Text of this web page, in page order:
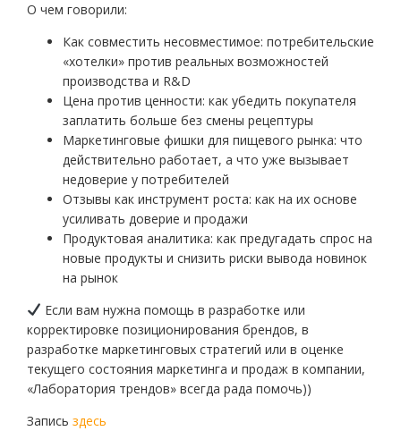
О чем говорили:
Как совместить несовместимое: потребительские
«хотелки» против реальных возможностей
производства и R&D
Цена против ценности: как убедить покупателя
заплатить больше без смены рецептуры
Маркетинговые фишки для пищевого рынка: что
действительно работает, а что уже вызывает
недоверие у потребителей
Отзывы как инструмент роста: как на их основе
усиливать доверие и продажи
Продуктовая аналитика: как предугадать спрос на
новые продукты и снизить риски вывода новинок
на рынок
Если вам нужна помощь в разработке или
корректировке позиционирования брендов, в
разработке маркетинговых стратегий или в оценке
текущего состояния маркетинга и продаж в компании,
«Лаборатория трендов» всегда рада помочь))
Запись здесь